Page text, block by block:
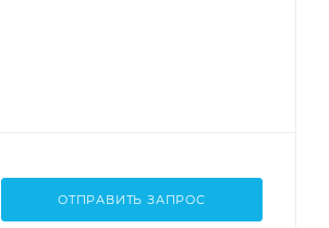
ОТПРАВИТЬ ЗАПРОС